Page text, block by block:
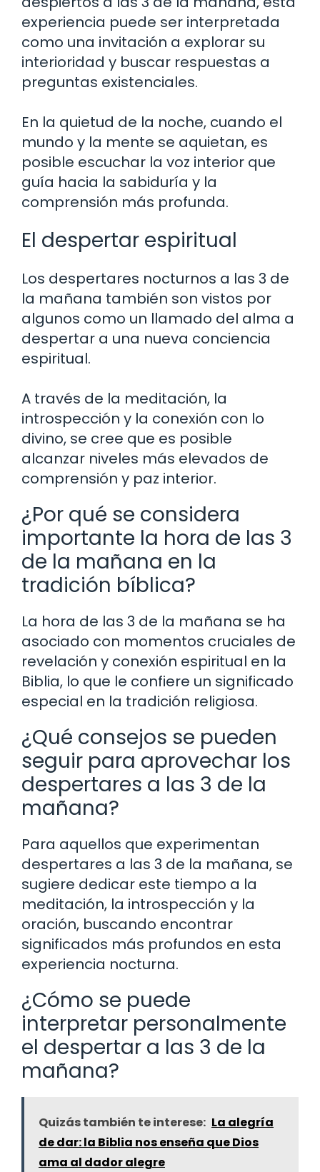
experiencia puede ser interpretada
como una invitación a explorar su
interioridad y buscar respuestas a
preguntas existenciales.
En la quietud de la noche, cuando el
mundo y la mente se aquietan, es
posible escuchar la voz interior que
guía hacia la sabiduría y la
comprensión más profunda.
El despertar espiritual
Los despertares nocturnos a las 3 de
la mañana también son vistos por
algunos como un llamado del alma a
despertar a una nueva conciencia
espiritual.
A través de la meditación, la
introspección y la conexión con lo
divino, se cree que es posible
alcanzar niveles más elevados de
comprensión y paz interior.
¿Por qué se considera
importante la hora de las 3
de la mañana en la
tradición bíblica?
La hora de las 3 de la mañana se ha
asociado con momentos cruciales de
revelación y conexión espiritual en la
Biblia, lo que le confiere un significado
especial en la tradición religiosa.
¿Qué consejos se pueden
seguir para aprovechar los
despertares a las 3 de la
mañana?
Para aquellos que experimentan
despertares a las 3 de la mañana, se
sugiere dedicar este tiempo a la
meditación, la introspección y la
oración, buscando encontrar
significados más profundos en esta
experiencia nocturna.
¿Cómo se puede
interpretar personalmente
el despertar a las 3 de la
mañana?
Quizás también te interese: La alegría
de dar: la Biblia nos enseña que Dios
ama al dador alegre